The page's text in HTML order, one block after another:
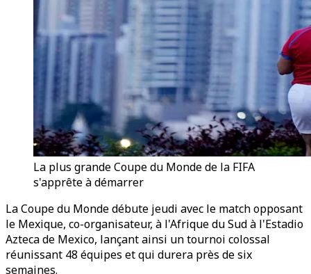
La plus grande Coupe du Monde de la FIFA
s'apprête à démarrer
La Coupe du Monde débute jeudi avec le match opposant
le Mexique, co-organisateur, à l'Afrique du Sud à l'Estadio
Azteca de Mexico, lançant ainsi un tournoi colossal
réunissant 48 équipes et qui durera près de six
semaines.